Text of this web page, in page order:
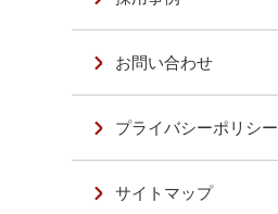
お問い合わせ
プライバシーポリシー
サイトマップ